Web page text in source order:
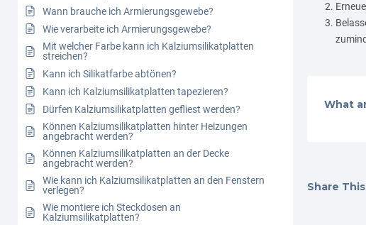
Wann brauche ich Armierungsgewebe?
Wie verarbeite ich Armierungsgewebe?
Mit welcher Farbe kann ich Kalziumsilikatplatten
streichen?
Kann ich Silikatfarbe abtönen?
Kann ich Kalziumsilikatplatten tapezieren?
Dürfen Kalziumsilikatplatten gefliest werden?
Können Kalziumsilikatplatten hinter Heizungen
angebracht werden?
Können Kalziumsilikatplatten an der Decke
angebracht werden?
Wie kann ich Kalziumsilikatplatten an den Fenstern
verlegen?
Wie montiere ich Steckdosen an
Kalziumsilikatplatten?
What
Share